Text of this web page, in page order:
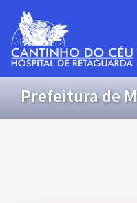
para
conteúdo
Home
Prefeitura de